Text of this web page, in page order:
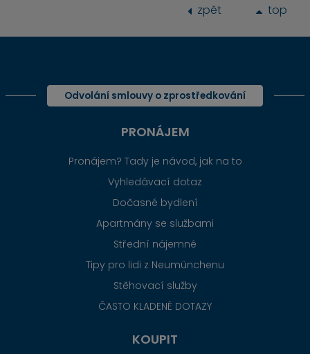
zpět top
Odvolání smlouvy o zprostředkování
PRONÁJEM
Pronájem? Tady je návod, jak na to
Vyhledávací dotaz
Dočasné bydlení
Apartmány se službami
Střední nájemné
Tipy pro lidi z Neumünchenu
Stěhovací služby
ČASTO KLADENÉ DOTAZY
KOUPIT